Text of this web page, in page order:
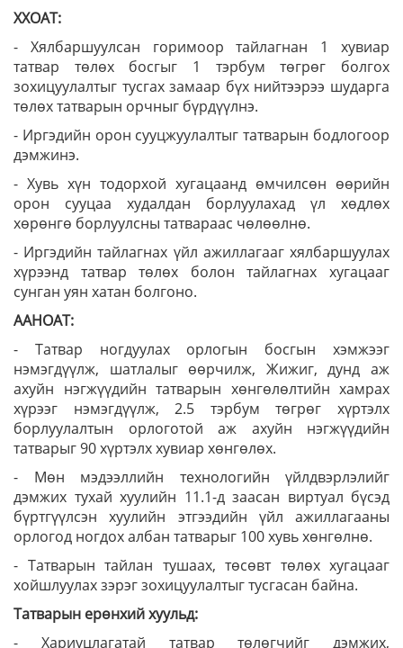
ХХОАТ:
- Хялбаршуулсан горимоор тайлагнан 1 хувиар
татвар төлөх босгыг 1 тэрбум төгрөг болгох
зохицуулалтыг тусгах замаар бүх нийтээрээ шударга
төлөх татварын орчныг бүрдүүлнэ.
- Иргэдийн орон сууцжуулалтыг татварын бодлогоор
дэмжинэ.
- Хувь хүн тодорхой хугацаанд өмчилсөн өөрийн
орон сууцаа худалдан борлуулахад үл хөдлөх
хөрөнгө борлуулсны татвараас чөлөөлнө.
- Иргэдийн тайлагнах үйл ажиллагааг хялбаршуулах
хүрээнд татвар төлөх болон тайлагнах хугацааг
сунган уян хатан болгоно.
ААНОАТ:
- Татвар ногдуулах орлогын босгын хэмжээг
нэмэгдүүлж, шатлалыг өөрчилж, Жижиг, дунд аж
ахуйн нэгжүүдийн татварын хөнгөлөлтийн хамрах
хүрээг нэмэгдүүлж, 2.5 тэрбум төгрөг хүртэлх
борлуулалтын орлоготой аж ахуйн нэгжүүдийн
татварыг 90 хүртэлх хувиар хөнгөлөх.
- Мөн мэдээллийн технологийн үйлдвэрлэлийг
дэмжих тухай хуулийн 11.1-д заасан виртуал бүсэд
бүртгүүлсэн хуулийн этгээдийн үйл ажиллагааны
орлогод ногдох албан татварыг 100 хувь хөнгөлнө.
- Татварын тайлан тушаах, төсөвт төлөх хугацааг
хойшлуулах зэрэг зохицуулалтыг тусгасан байна.
Татварын ерөнхий хуульд:
- Хариуцлагатай татвар төлөгчийг дэмжих,